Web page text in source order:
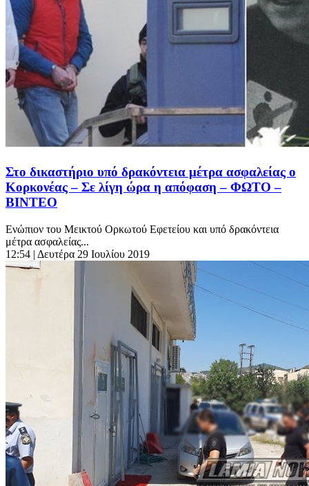
Στο δικαστήριο υπό δρακόντεια μέτρα ασφαλείας ο
Κορκονέας – Σε λίγη ώρα η απόφαση – ΦΩΤΟ –
ΒΙΝΤΕΟ
Ενώπιον του Μεικτού Ορκωτού Εφετείου και υπό δρακόντεια
μέτρα ασφαλείας...
12:54 | Δευτέρα 29 Ιουλίου 2019